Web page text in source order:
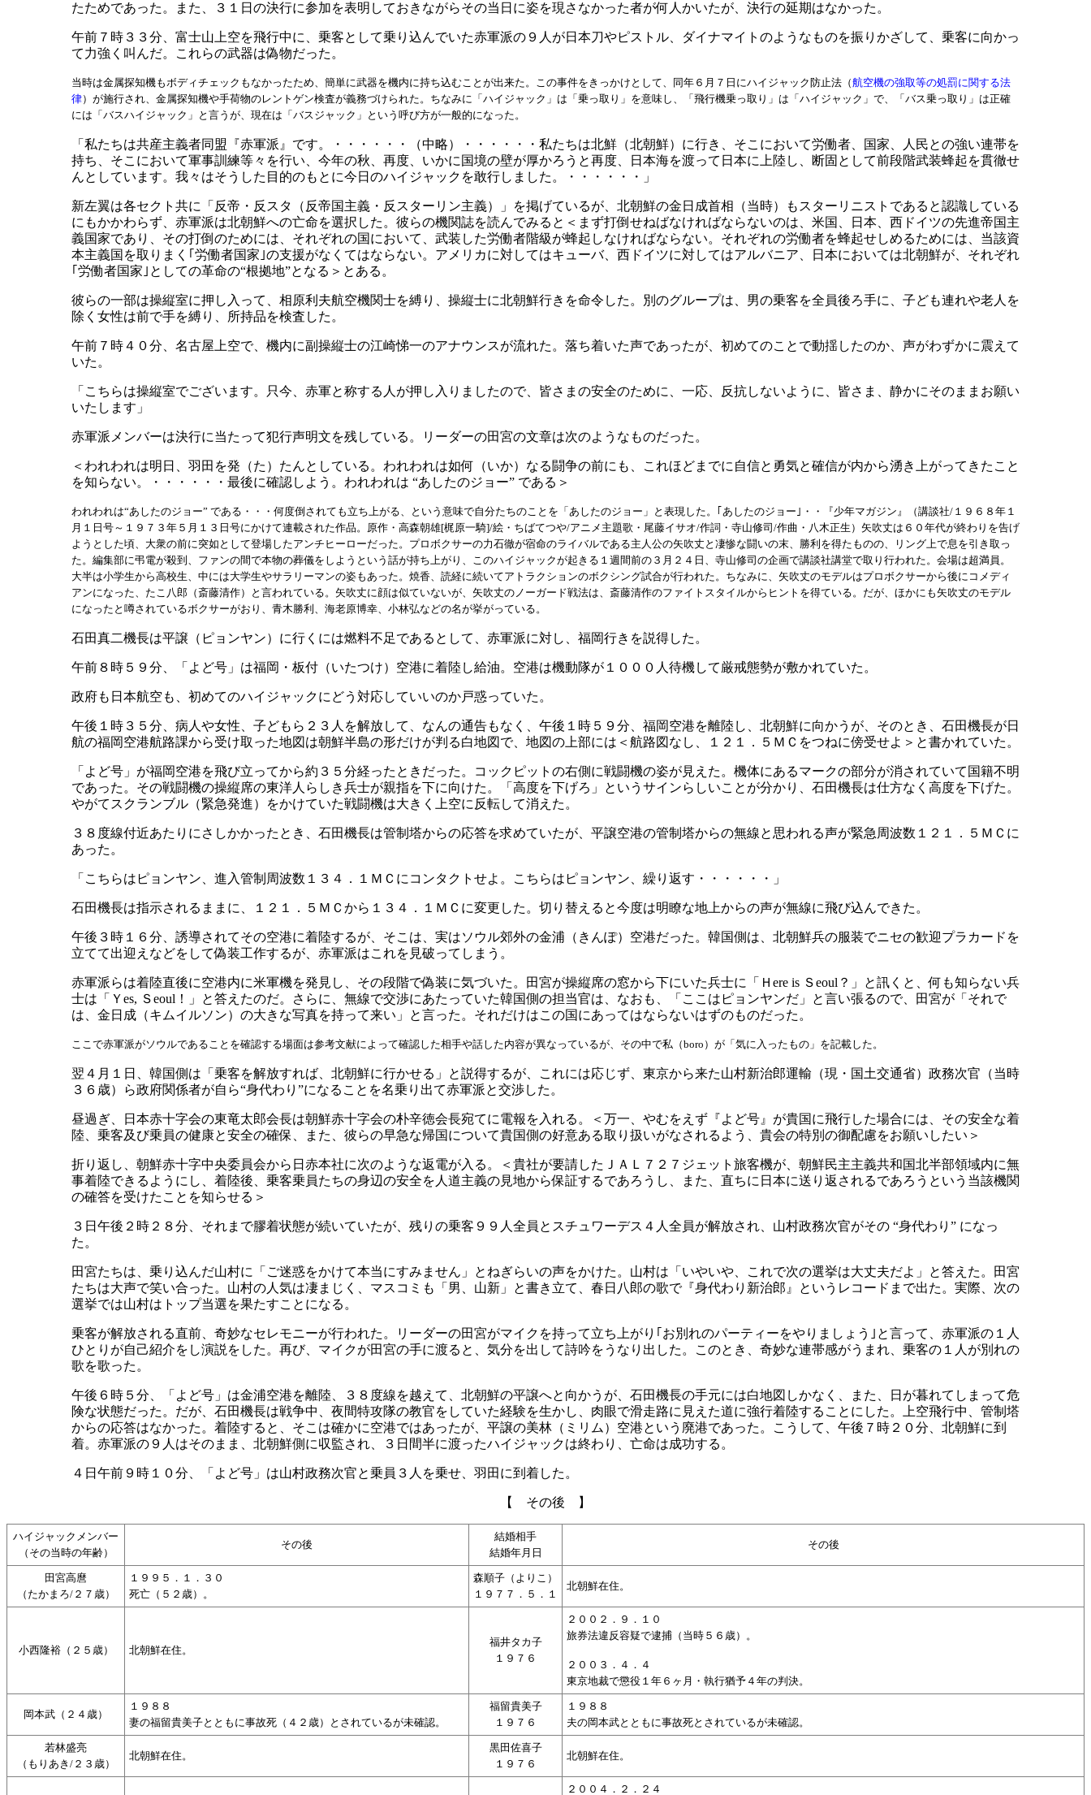
たためであった。また、３１日の決行に参加を表明しておきながらその当日に姿を現さなかった者が何人かいたが、決行の延期はなかった。
午前７時３３分、富士山上空を飛行中に、乗客として乗り込んでいた赤軍派の９人が日本刀やピストル、ダイナマイトのようなものを振りかざして、乗客に向かっ
て力強く叫んだ。これらの武器は偽物だった。
当時は金属探知機もボディチェックもなかったため、簡単に武器を機内に持ち込むことが出来た。この事件をきっかけとして、同年６月７日にハイジャック防止法（航空機の強取等の処罰に関する法
律）が施行され、金属探知機や手荷物のレントゲン検査が義務づけられた。ちなみに「ハイジャック」は「乗っ取り」を意味し、「飛行機乗っ取り」は「ハイジャック」で、「バス乗っ取り」は正確
には「バスハイジャック」と言うが、現在は「バスジャック」という呼び方が一般的になった。
「私たちは共産主義者同盟『赤軍派』です。・・・・・・（中略）・・・・・・私たちは北鮮（北朝鮮）に行き、そこにおいて労働者、国家、人民との強い連帯を
持ち、そこにおいて軍事訓練等々を行い、今年の秋、再度、いかに国境の壁が厚かろうと再度、日本海を渡って日本に上陸し、断固として前段階武装蜂起を貫徹せ
んとしています。我々はそうした目的のもとに今日のハイジャックを敢行しました。・・・・・・」
新左翼は各セクト共に「反帝・反スタ（反帝国主義・反スターリン主義）」を掲げているが、北朝鮮の金日成首相（当時）もスターリニストであると認識している
にもかかわらず、赤軍派は北朝鮮への亡命を選択した。彼らの機関誌を読んでみると＜まず打倒せねばなければならないのは、米国、日本、西ドイツの先進帝国主
義国家であり、その打倒のためには、それぞれの国において、武装した労働者階級が蜂起しなければならない。それぞれの労働者を蜂起せしめるためには、当該資
本主義国を取りまく｢労働者国家｣の支援がなくてはならない。アメリカに対してはキューバ、西ドイツに対してはアルバニア、日本においては北朝鮮が、それぞれ
｢労働者国家｣としての革命の“根拠地”となる＞とある。
彼らの一部は操縦室に押し入って、相原利夫航空機関士を縛り、操縦士に北朝鮮行きを命令した。別のグループは、男の乗客を全員後ろ手に、子ども連れや老人を
除く女性は前で手を縛り、所持品を検査した。
午前７時４０分、名古屋上空で、機内に副操縦士の江崎悌一のアナウンスが流れた。落ち着いた声であったが、初めてのことで動揺したのか、声がわずかに震えて
いた。
「こちらは操縦室でございます。只今、赤軍と称する人が押し入りましたので、皆さまの安全のために、一応、反抗しないように、皆さま、静かにそのままお願い
いたします」
赤軍派メンバーは決行に当たって犯行声明文を残している。リーダーの田宮の文章は次のようなものだった。
＜われわれは明日、羽田を発（た）たんとしている。われわれは如何（いか）なる闘争の前にも、これほどまでに自信と勇気と確信が内から湧き上がってきたこと
を知らない。・・・・・・最後に確認しよう。われわれは “あしたのジョー” である＞
われわれは“あしたのジョー” である・・・何度倒されても立ち上がる、という意味で自分たちのことを「あしたのジョー」と表現した。｢あしたのジョー｣・・『少年マガジン』（講談社/１９６８年１
月１日号～１９７３年５月１３日号にかけて連載された作品。原作・高森朝雄[梶原一騎]/絵・ちばてつや/アニメ主題歌・尾藤イサオ/作詞・寺山修司/作曲・八木正生）矢吹丈は６０年代が終わりを告げ
ようとした頃、大衆の前に突如として登場したアンチヒーローだった。プロボクサーの力石徹が宿命のライバルである主人公の矢吹丈と凄惨な闘いの末、勝利を得たものの、リング上で息を引き取っ
た。編集部に弔電が殺到、ファンの間で本物の葬儀をしようという話が持ち上がり、このハイジャックが起きる１週間前の３月２４日、寺山修司の企画で講談社講堂で取り行われた。会場は超満員。
大半は小学生から高校生、中には大学生やサラリーマンの姿もあった。焼香、読経に続いてアトラクションのボクシング試合が行われた。ちなみに、矢吹丈のモデルはプロボクサーから後にコメディ
アンになった、たこ八郎（斎藤清作）と言われている。矢吹丈に顔は似ていないが、矢吹丈のノーガード戦法は、斎藤清作のファイトスタイルからヒントを得ている。だが、ほかにも矢吹丈のモデル
になったと噂されているボクサーがおり、青木勝利、海老原博幸、小林弘などの名が挙がっている。
石田真二機長は平譲（ピョンヤン）に行くには燃料不足であるとして、赤軍派に対し、福岡行きを説得した。
午前８時５９分、「よど号」は福岡・板付（いたつけ）空港に着陸し給油。空港は機動隊が１０００人待機して厳戒態勢が敷かれていた。
政府も日本航空も、初めてのハイジャックにどう対応していいのか戸惑っていた。
午後１時３５分、病人や女性、子どもら２３人を解放して、なんの通告もなく、午後１時５９分、福岡空港を離陸し、北朝鮮に向かうが、そのとき、石田機長が日
航の福岡空港航路課から受け取った地図は朝鮮半島の形だけが判る白地図で、地図の上部には＜航路図なし、１２１．５ＭＣをつねに傍受せよ＞と書かれていた。
「よど号」が福岡空港を飛び立ってから約３５分経ったときだった。コックピットの右側に戦闘機の姿が見えた。機体にあるマークの部分が消されていて国籍不明
であった。その戦闘機の操縦席の東洋人らしき兵士が親指を下に向けた。「高度を下げろ」というサインらしいことが分かり、石田機長は仕方なく高度を下げた。
やがてスクランブル（緊急発進）をかけていた戦闘機は大きく上空に反転して消えた。
３８度線付近あたりにさしかかったとき、石田機長は管制塔からの応答を求めていたが、平譲空港の管制塔からの無線と思われる声が緊急周波数１２１．５ＭＣに
あった。
「こちらはピョンヤン、進入管制周波数１３４．１ＭＣにコンタクトせよ。こちらはピョンヤン、繰り返す・・・・・・」
石田機長は指示されるままに、１２１．５ＭＣから１３４．１ＭＣに変更した。切り替えると今度は明瞭な地上からの声が無線に飛び込んできた。
午後３時１６分、誘導されてその空港に着陸するが、そこは、実はソウル郊外の金浦（きんぽ）空港だった。韓国側は、北朝鮮兵の服装でニセの歓迎プラカードを
立てて出迎えなどをして偽装工作するが、赤軍派はこれを見破ってしまう。
赤軍派らは着陸直後に空港内に米軍機を発見し、その段階で偽装に気づいた。田宮が操縦席の窓から下にいた兵士に「Ｈere is Ｓeoul？」と訊くと、何も知らない兵
士は「Ｙes, Ｓeoul！」と答えたのだ。さらに、無線で交渉にあたっていた韓国側の担当官は、なおも、「ここはピョンヤンだ」と言い張るので、田宮が「それで
は、金日成（キムイルソン）の大きな写真を持って来い」と言った。それだけはこの国にあってはならないはずのものだった。
ここで赤軍派がソウルであることを確認する場面は参考文献によって確認した相手や話した内容が異なっているが、その中で私（boro）が「気に入ったもの」を記載した。
翌４月１日、韓国側は「乗客を解放すれば、北朝鮮に行かせる」と説得するが、これには応じず、東京から来た山村新治郎運輸（現・国土交通省）政務次官（当時
３６歳）ら政府関係者が自ら“身代わり”になることを名乗り出て赤軍派と交渉した。
昼過ぎ、日本赤十字会の東竜太郎会長は朝鮮赤十字会の朴辛徳会長宛てに電報を入れる。＜万一、やむをえず『よど号』が貴国に飛行した場合には、その安全な着
陸、乗客及び乗員の健康と安全の確保、また、彼らの早急な帰国について貴国側の好意ある取り扱いがなされるよう、貴会の特別の御配慮をお願いしたい＞
折り返し、朝鮮赤十字中央委員会から日赤本社に次のような返電が入る。＜貴社が要請したＪＡＬ７２７ジェット旅客機が、朝鮮民主主義共和国北半部領域内に無
事着陸できるようにし、着陸後、乗客乗員たちの身辺の安全を人道主義の見地から保証するであろうし、また、直ちに日本に送り返されるであろうという当該機関
の確答を受けたことを知らせる＞
３日午後２時２８分、それまで膠着状態が続いていたが、残りの乗客９９人全員とスチュワーデス４人全員が解放され、山村政務次官がその “身代わり” になっ
た。
田宮たちは、乗り込んだ山村に「ご迷惑をかけて本当にすみません」とねぎらいの声をかけた。山村は「いやいや、これで次の選挙は大丈夫だよ」と答えた。田宮
たちは大声で笑い合った。山村の人気は凄まじく、マスコミも「男、山新」と書き立て、春日八郎の歌で『身代わり新治郎』というレコードまで出た。実際、次の
選挙では山村はトップ当選を果たすことになる。
乗客が解放される直前、奇妙なセレモニーが行われた。リーダーの田宮がマイクを持って立ち上がり｢お別れのパーティーをやりましょう｣と言って、赤軍派の１人
ひとりが自己紹介をし演説をした。再び、マイクが田宮の手に渡ると、気分を出して詩吟をうなり出した。このとき、奇妙な連帯感がうまれ、乗客の１人が別れの
歌を歌った。
午後６時５分、「よど号」は金浦空港を離陸、３８度線を越えて、北朝鮮の平譲へと向かうが、石田機長の手元には白地図しかなく、また、日が暮れてしまって危
険な状態だった。だが、石田機長は戦争中、夜間特攻隊の教官をしていた経験を生かし、肉眼で滑走路に見えた道に強行着陸することにした。上空飛行中、管制塔
からの応答はなかった。着陸すると、そこは確かに空港ではあったが、平譲の美林（ミリム）空港という廃港であった。こうして、午後７時２０分、北朝鮮に到
着。赤軍派の９人はそのまま、北朝鮮側に収監され、３日間半に渡ったハイジャックは終わり、亡命は成功する。
４日午前９時１０分、「よど号」は山村政務次官と乗員３人を乗せ、羽田に到着した。
【 その後 】
ハイジャックメンバー
（その当時の年齢）
その後
結婚相手
結婚年月日
その後
田宮高麿
（たかまろ/２７歳）
１９９５．１．３０
死亡（５２歳）。
森順子（よりこ）
１９７７．５．１
北朝鮮在住。
小西隆裕（２５歳） 北朝鮮在住。
福井タカ子
１９７６
２００２．９．１０
旅券法違反容疑で逮捕（当時５６歳）。
２００３．４．４
東京地裁で懲役１年６ヶ月・執行猶予４年の判決。
岡本武（２４歳）
１９８８
妻の福留貴美子とともに事故死（４２歳）とされているが未確認。
福留貴美子
１９７６
１９８８
夫の岡本武とともに事故死とされているが未確認。
若林盛亮
（もりあき/２３歳）
北朝鮮在住。
黒田佐喜子
１９７６
北朝鮮在住。
２００４．２．２４